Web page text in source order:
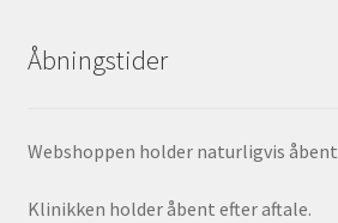
Åbningstider
Webshoppen holder naturligvis
Klinikken holder åbent efter aftale.